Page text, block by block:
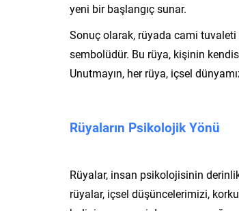
yeni bir başlangıç sunar.
Sonuç olarak, rüyada cami
sembolüdür. Bu rüya, kişinin
Unutmayın, her rüya, içsel
Rüyaların Psikolojik Yönü
Rüyalar, insan psikolojisinin
rüyalar, içsel düşüncelerimizi,